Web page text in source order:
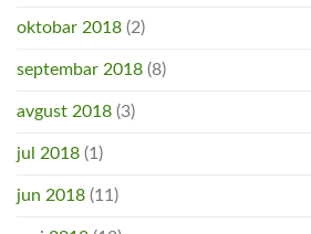
oktobar 2018 (2)
septembar 2018 (8)
avgust 2018 (3)
jul 2018 (1)
jun 2018 (11)